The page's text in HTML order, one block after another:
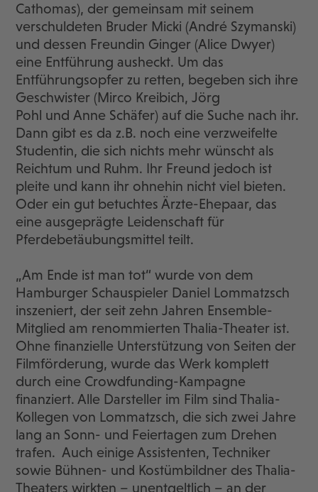
Cathomas), der gemeinsam mit seinem
verschuldeten Bruder Micki (André Szymanski)
und dessen Freundin Ginger (Alice Dwyer)
eine Entführung ausheckt. Um das
Entführungsopfer zu retten, begeben sich ihre
Geschwister (Mirco Kreibich, Jörg
Pohl und Anne Schäfer) auf die Suche nach ihr.
Dann gibt es da z.B. noch eine verzweifelte
Studentin, die sich nichts mehr wünscht als
Reichtum und Ruhm. Ihr Freund jedoch ist
pleite und kann ihr ohnehin nicht viel bieten.
Oder ein gut betuchtes Ärzte-Ehepaar, das
eine ausgeprägte Leidenschaft für
Pferdebetäubungsmittel teilt.
„Am Ende ist man tot“ wurde von dem
Hamburger Schauspieler Daniel Lommatzsch
inszeniert, der seit zehn Jahren Ensemble-
Mitglied am renommierten Thalia-Theater ist.
Ohne finanzielle Unterstützung von Seiten der
Filmförderung, wurde das Werk komplett
durch eine Crowdfunding-Kampagne
finanziert. Alle Darsteller im Film sind Thalia-
Kollegen von Lommatzsch, die sich zwei Jahre
lang an Sonn- und Feiertagen zum Drehen
trafen. Auch einige Assistenten, Techniker
sowie Bühnen- und Kostümbildner des Thalia-
Theaters wirkten – unentgeltlich – an der